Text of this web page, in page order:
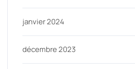
janvier 2024
décembre 2023